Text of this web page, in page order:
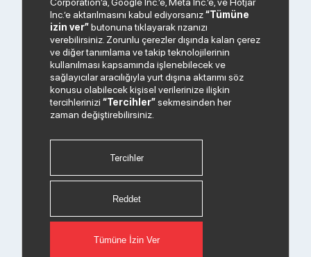
Inc.’e aktarılmasını kabul ediyorsanız“Tümüne
izin ver”butonuna tıklayarak rızanızı
verebilirsiniz. Zorunlu çerezler dışında kalan çerez
ve diğer tanımlama ve takip teknolojilerinin
kullanılması kapsamında işlenebilecek ve
sağlayıcılar aracılığıyla yurt dışına aktarımı söz
konusu olabilecek kişisel verilerinize ilişkin
tercihlerinizi“Tercihler”sekmesinden her
zaman değiştirebilirsiniz.
Tercihler
Reddet
Tümüne İzin Ver